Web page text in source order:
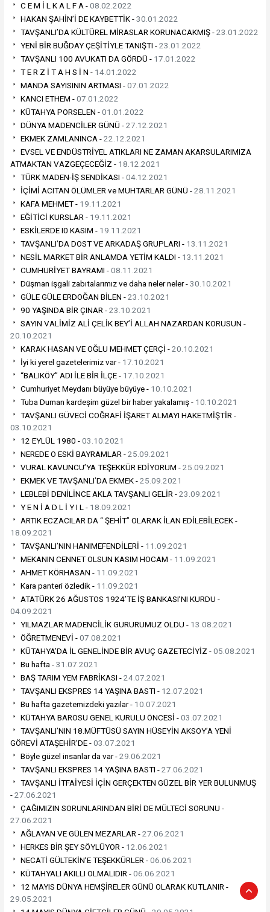
C E M İ L K A L F A -08.02.2022
HAKAN ŞAHİN’İ DE KAYBETTİK -30.01.2022
TAVŞANLI’DA KÜLTÜREL MİRASLAR KORUNACAKMIŞ -23.01.2022
YENİ BİR BUĞDAY ÇEŞİTİYLE TANIŞTI -23.01.2022
TAVŞANLI 100 AVUKATI DA GÖRDÜ - 17.01.2022
T E R Z İ T A H S İ N - 14.01.2022
MANDA SAYISININ ARTMASI -07.01.2022
KANCI ETHEM -07.01.2022
KÜTAHYA PORSELEN -01.01.2022
DÜNYA MADENCİLER GÜNÜ -27.12.2021
EKMEK ZAMLANINCA -22.12.2021
EVSEL VE ENDÜSTRİYEL ATIKLARI NE ZAMAN AKARSULARIMIZA
ATMAKTAN VAZGEÇECEĞİZ - 18.12.2021
TÜRK MADEN-İŞ SENDİKASI -04.12.2021
İÇİMİ ACITAN ÖLÜMLER ve MUHTARLAR GÜNÜ -28.11.2021
KAFA MEHMET - 19.11.2021
EĞİTİCİ KURSLAR - 19.11.2021
ESKİLERDE I0 KASIM - 19.11.2021
TAVŞANLI’DA DOST VE ARKADAŞ GRUPLARI - 13.11.2021
NESİL MARKET BİR ANLAMDA YETİM KALDI - 13.11.2021
CUMHURİYET BAYRAMI -08.11.2021
Düşman işgali zabıtalarımız ve daha neler neler -30.10.2021
GÜLE GÜLE ERDOĞAN BİLEN -23.10.2021
90 YAŞINDA BİR ÇINAR -23.10.2021
SAYIN VALİMİZ ALİ ÇELİK BEY’İ ALLAH NAZARDAN KORUSUN -
20.10.2021
KARAK HASAN VE OĞLU MEHMET ÇERÇİ -20.10.2021
İyi ki yerel gazetelerimiz var - 17.10.2021
“BALIKÖY” ADI İLE BİR İLÇE - 17.10.2021
Cumhuriyet Meydanı büyüye büyüye - 10.10.2021
Tuba Duman kardeşim güzel bir haber yakalamış - 10.10.2021
TAVŞANLI GÜVECİ COĞRAFİ İŞARET ALMAYI HAKETMİŞTİR -
03.10.2021
12 EYLÜL 1980 -03.10.2021
NEREDE O ESKİ BAYRAMLAR -25.09.2021
VURAL KAVUNCU’YA TEŞEKKÜR EDİYORUM -25.09.2021
EKMEK VE TAVŞANLI’DA EKMEK -25.09.2021
LEBLEBİ DENİLİNCE AKLA TAVŞANLI GELİR -23.09.2021
Y E N İ A D L İ Y I L - 18.09.2021
ARTIK ECZACILAR DA “ ŞEHİT” OLARAK İLAN EDİLEBİLECEK -
18.09.2021
TAVŞANLI’NIN HANIMEFENDİLERİ - 11.09.2021
MEKANIN CENNET OLSUN KASIM HOCAM - 11.09.2021
AHMET KÖRHASAN - 11.09.2021
Kara panteri özledik - 11.09.2021
ATATÜRK 26 AĞUSTOS 1924’TE İŞ BANKASI’NI KURDU -
04.09.2021
YILMAZLAR MADENCİLİK GURURUMUZ OLDU - 13.08.2021
ÖĞRETMENEVİ -07.08.2021
KÜTAHYA’DA İL GENELİNDE BİR AVUÇ GAZETECİYİZ -05.08.2021
Bu hafta -31.07.2021
BAŞ TARIM YEM FABRİKASI -24.07.2021
TAVŞANLI EKSPRES 14 YAŞINA BASTI - 12.07.2021
Bu hafta gazetemizdeki yazılar - 10.07.2021
KÜTAHYA BAROSU GENEL KURULU ÖNCESİ -03.07.2021
TAVŞANLI’NIN 18.MÜFTÜSÜ SAYIN HÜSEYİN AKSOY’A YENİ
GÖREVİ ATAŞEHİR’DE -03.07.2021
Böyle güzel insanlar da var -29.06.2021
TAVŞANLI EKSPRES 14 YAŞINA BASTI -27.06.2021
TAVŞANLI İTFAİYESİ İÇİN GERÇEKTEN GÜZEL BİR YER BULUNMUŞ
-27.06.2021
ÇAĞIMIZIN SORUNLARINDAN BİRİ DE MÜLTECİ SORUNU -
27.06.2021
AĞLAYAN VE GÜLEN MEZARLAR -27.06.2021
HERKES BİR ŞEY SÖYLÜYOR - 12.06.2021
NECATİ GÜLTEKİN’E TEŞEKKÜRLER -06.06.2021
KÜTAHYALI AKILLI OLMALIDIR -06.06.2021
12 MAYIS DÜNYA HEMŞİRELER GÜNÜ OLARAK KUTLANIR -
29.05.2021